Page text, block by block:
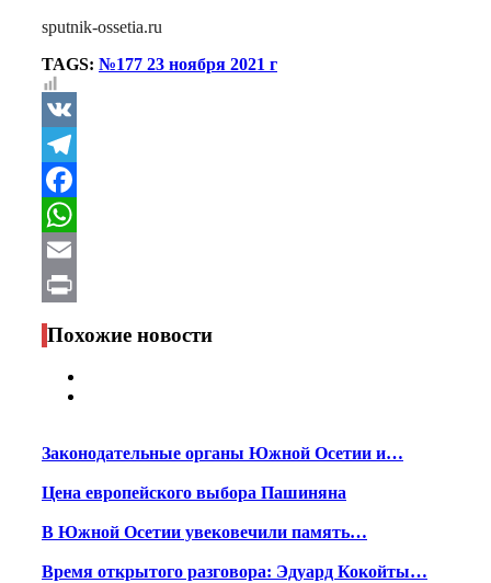
sputnik-ossetia.ru
TAGS: №177 23 ноября 2021 г
VK
Telegram
Facebook
WhatsApp
Email
Print
Похожие новости
Законодательные органы Южной Осетии и…
Цена европейского выбора Пашиняна
В Южной Осетии увековечили память…
Время открытого разговора: Эдуард Кокойты…